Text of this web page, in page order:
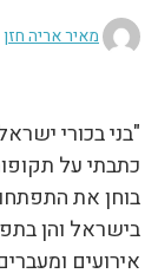
מאיר אריה חזן
"בני בכורי
כתבתי על
בוחן את
בישראל והן
אירועים